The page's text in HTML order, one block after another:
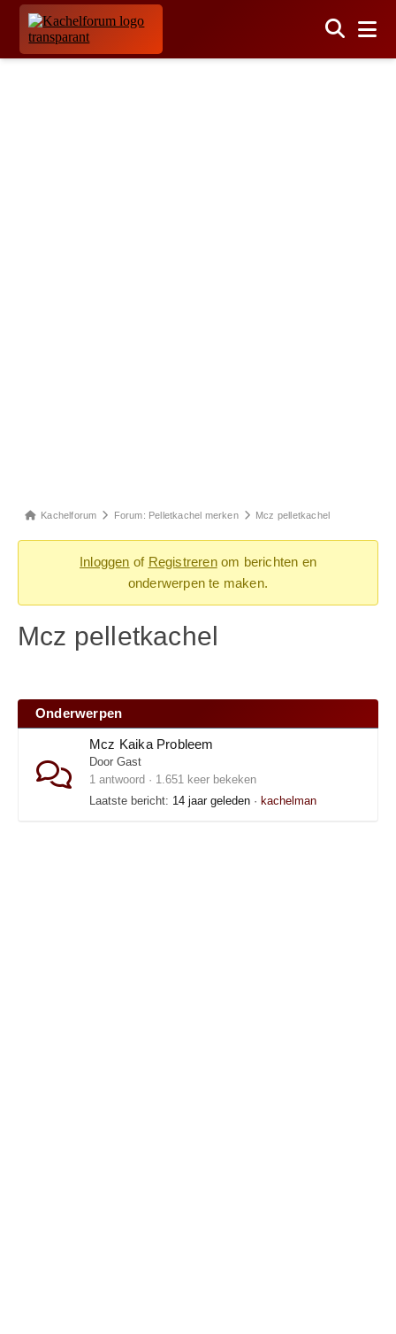
Kachelforum Forum: Pelletkachel merken Mcz pelletkachel
Inloggen of Registrerenom berichten en
onderwerpen te maken.
Mcz pelletkachel
Onderwerpen
Mcz Kaika Probleem
Door Gast
1 antwoord · 1.651 keer bekeken
Laatste bericht: 14 jaar geleden · kachelman